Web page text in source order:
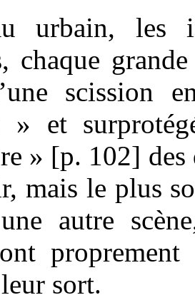
urbain, les
chaque
scission
» et
» [p. 102] des
mais le plus
autre
sort.